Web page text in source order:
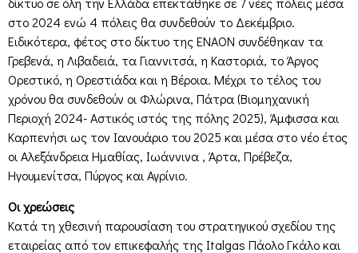
στο 2024 ενώ 4 πόλεις θα συνδεθούν το Δεκέμβριο.
Ειδικότερα, φέτος στο δίκτυο της ENAON συνδέθηκαν τα
Γρεβενά, η Λιβαδειά, τα Γιαννιτσά, η Καστοριά, το Άργος
Ορεστικό, η Ορεστιάδα και η Βέροια. Μέχρι το τέλος του
χρόνου θα συνδεθούν οι Φλώρινα, Πάτρα (Βιομηχανική
Περιοχή 2024- Αστικός ιστός της πόλης 2025), Άμφισσα και
Καρπενήσι ως τον Ιανουάριο του 2025 και μέσα στο νέο έτος
οι Αλεξάνδρεια Ημαθίας, Ιωάννινα , Άρτα, Πρέβεζα,
Ηγουμενίτσα, Πύργος και Αγρίνιο.
Οι χρεώσεις
Κατά τη χθεσινή παρουσίαση του στρατηγικού σχεδίου της
εταιρείας από τον επικεφαλής της Italgas Πάολο Γκάλο και